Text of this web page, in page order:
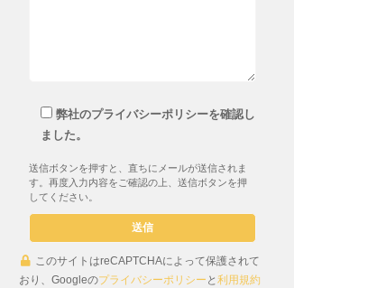
弊社のプライバシーポリシーを確認し
ました。
送信ボタンを押すと、直ちにメールが送信されま
す。再度入力内容をご確認の上、送信ボタンを押
してください。
このサイトはreCAPTCHAによって保護されて
おり、Googleのプライバシーポリシー と 利用規約